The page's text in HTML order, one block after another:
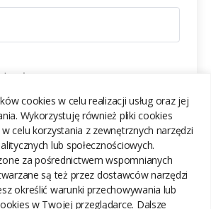
cookies w celu realizacji usług oraz jej
Wykorzystuję również pliki cookies
celu korzystania z zewnętrznych narzędzi
lub społecznościowych.
za pośrednictwem wspomnianych
są też przez dostawców narzędzi
określić warunki przechowywania lub
w Twojej przeglądarce. Dalsze
ZAREJESTRUJ SIĘ